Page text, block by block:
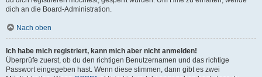
dich an die Board-Administration.
Nach oben
Ich habe mich registriert, kann mich aber nicht anmelden!
Überprüfe zuerst, ob du den richtigen Benutzernamen und das richtige
Passwort eingegeben hast. Wenn diese stimmen, dann gibt es zwei